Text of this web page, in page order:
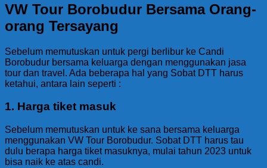
VW Tour Borobudur Bersama Orang-
orang Tersayang
Sebelum memutuskan untuk pergi berlibur ke Candi
Borobudur bersama keluarga dengan menggunakan jasa
tour dan travel. Ada beberapa hal yang Sobat DTT harus
ketahui, antara lain seperti :
1. Harga tiket masuk
Sebelum memutuskan untuk ke sana bersama keluarga
menggunakan VW Tour Borobudur. Sobat DTT harus tau
dulu berapa harga tiket masuknya, mulai tahun 2023 untuk
bisa naik ke atas candi.